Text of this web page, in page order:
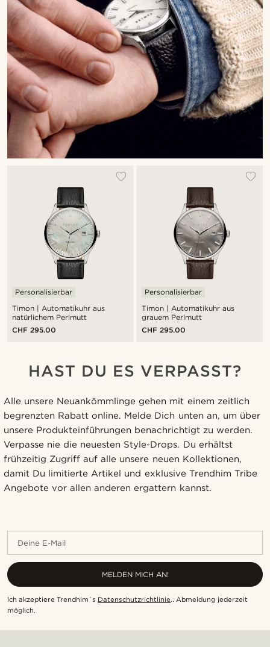
Timon | Automatikuhr aus
natürlichem Perlmutt
Personalisierbar
CHF 295.00
Timon | Automatikuhr aus
grauem Perlmutt
Personalisierbar
CHF 295.00
HAST DU ES VERPASST?
Alle unsere Neuankömmlinge gehen mit einem zeitlich
begrenzten Rabatt online. Melde Dich unten an, um über
unsere Produkteinführungen benachrichtigt zu werden.
Verpasse nie die neuesten Style-Drops. Du erhältst
frühzeitig Zugriff auf alle unsere neuen Kollektionen,
damit Du limitierte Artikel und exklusive Trendhim Tribe
Angebote vor allen anderen ergattern kannst.
Deine E-Mail
MELDEN MICH AN!
Ich akzeptiere Trendhim´s Datenschutzrichtlinie.. Abmeldung jederzeit
möglich.